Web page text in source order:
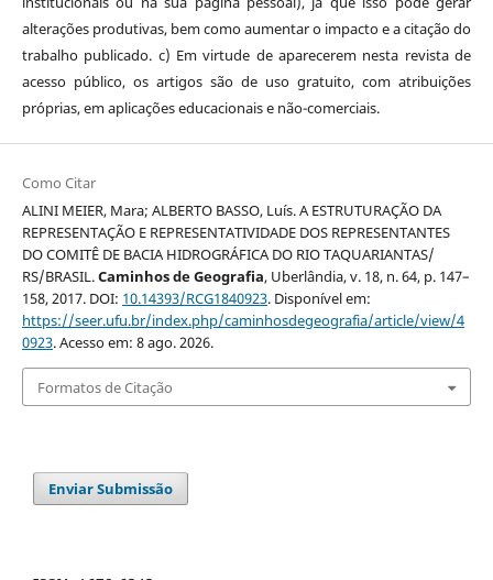
alterações produtivas, bem como aumentar o impacto e a citação do
trabalho publicado. c) Em virtude de aparecerem nesta revista de
acesso público, os artigos são de uso gratuito, com atribuições
próprias, em aplicações educacionais e não-comerciais.
Como Citar
ALINI MEIER, Mara; ALBERTO BASSO, Luís. A ESTRUTURAÇÃO DA
REPRESENTAÇÃO E REPRESENTATIVIDADE DOS REPRESENTANTES
DO COMITÊ DE BACIA HIDROGRÁFICA DO RIO TAQUARIANTAS/
RS/BRASIL.Caminhos de Geografia, Uberlândia, v. 18, n. 64, p. 147–
158, 2017. DOI: 10.14393/RCG1840923. Disponível em:
https://seer.ufu.br/index.php/caminhosdegeografia/article/view/4
0923. Acesso em: 8 ago. 2026.
Formatos de Citação
Enviar Submissão